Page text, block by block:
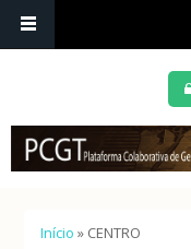
Está aqui
Início » CENTRO